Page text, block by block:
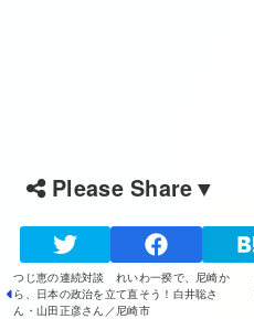
Please Share▼
つじ恵の連続対談 れいわ一揆で、尼崎か
ら、日本の政治を立て直そう！白井聡さ
ん・山田正彦さん／尼崎市